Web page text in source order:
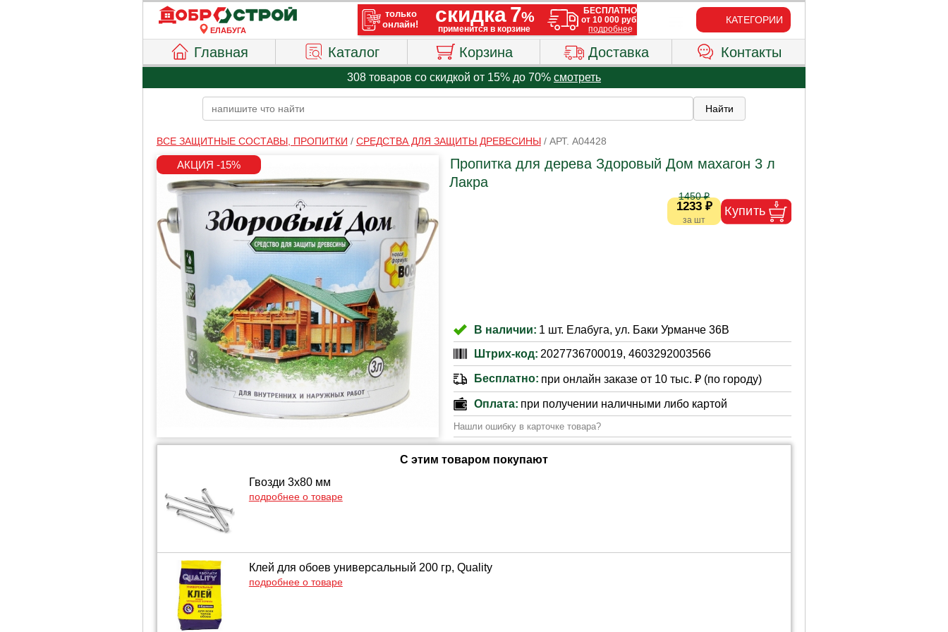
ЕЛАБУГА
КАТЕГОРИИ
Главная Каталог Корзина Доставка Контакты
308 товаров со скидкой от 15% до 70% смотреть
ВСЕ ЗАЩИТНЫЕ СОСТАВЫ, ПРОПИТКИ / СРЕДСТВА ДЛЯ ЗАЩИТЫ ДРЕВЕСИНЫ/ АРТ. A04428
Пропитка для дерева Здоровый Дом махагон 3 л
Лакра
1233 ₽
1450 ₽
В наличии: 1 шт. Елабуга, ул. Баки Урманче 36В
Штрих-код: 2027736700019, 4603292003566
Бесплатно: при онлайн заказе от 10 тыс. ₽ (по городу)
Оплата: при получении наличными либо картой
Нашли ошибку в карточке товара?
С этим товаром покупают
Гвозди 3х80 мм
подробнее о товаре
Клей для обоев универсальный 200 гр, Quality
подробнее о товаре